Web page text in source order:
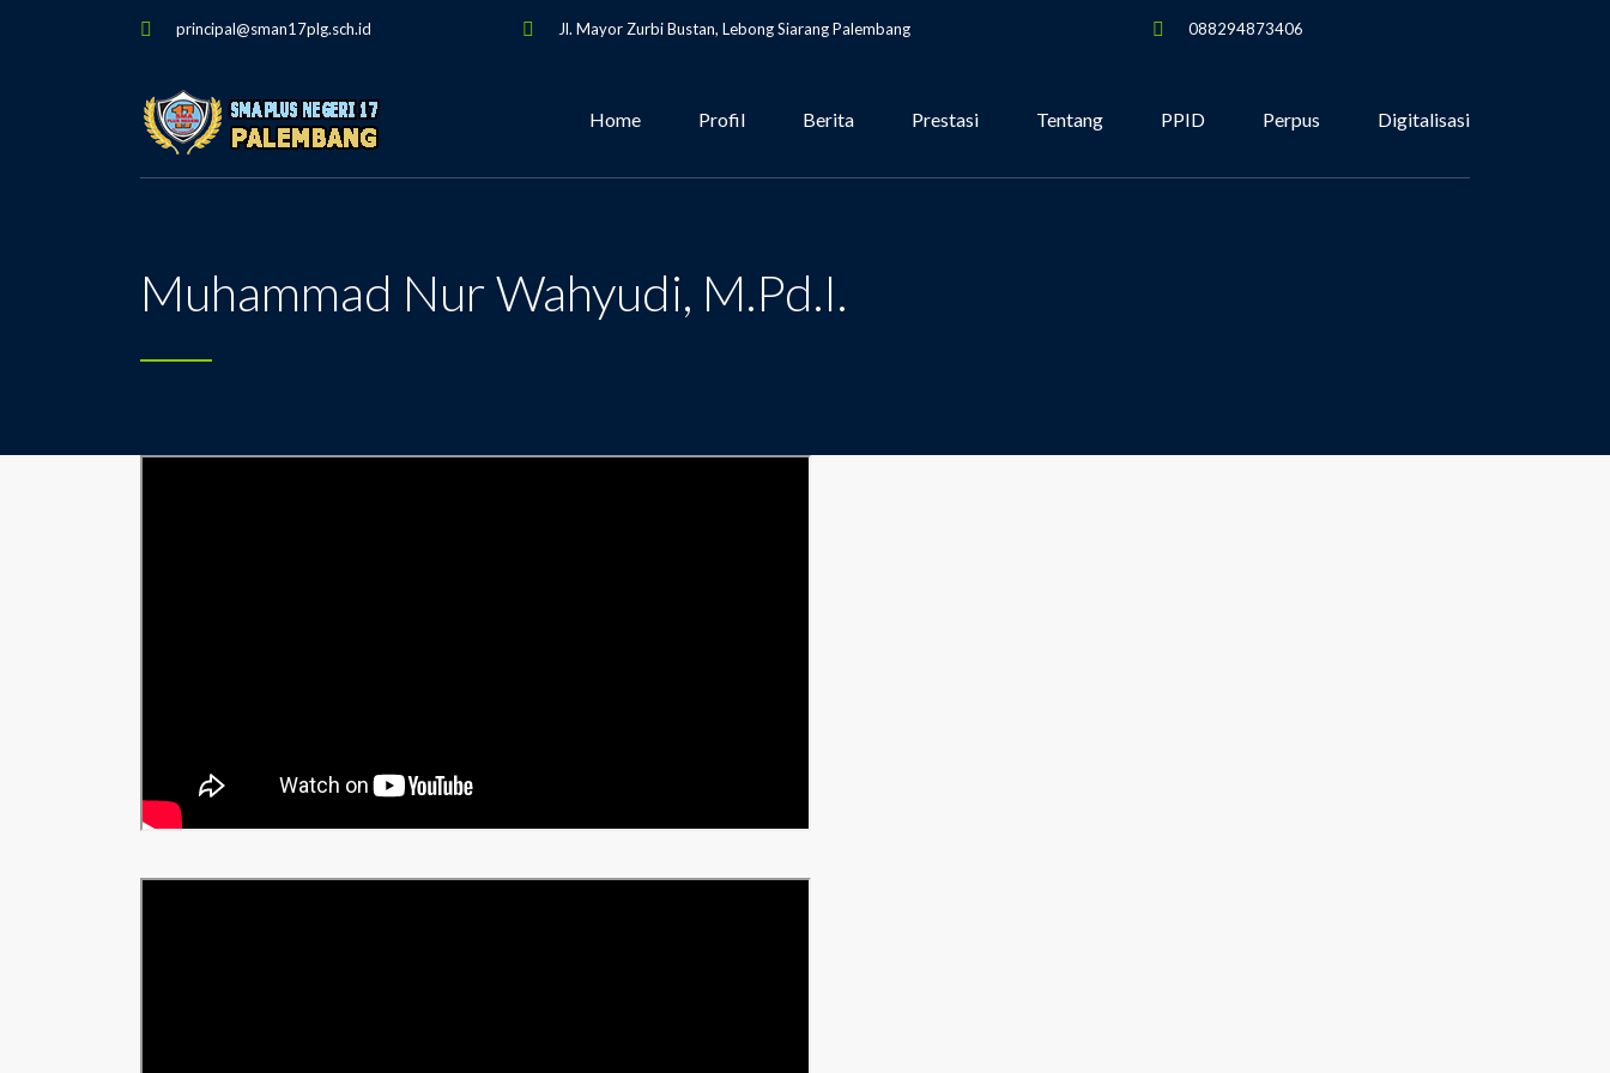
principal@sman17plg.sch.id Jl. Mayor Zurbi Bustan, Lebong Siarang Palembang 088294873406
Home Profil Berita Prestasi Tentang PPID Perpus Digitalisasi
Muhammad Nur Wahyudi, M.Pd.I.